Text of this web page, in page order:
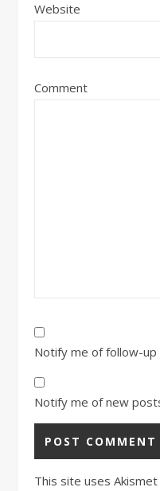
Website
Comment
Notify me of follow-up
Notify me of new
This site uses